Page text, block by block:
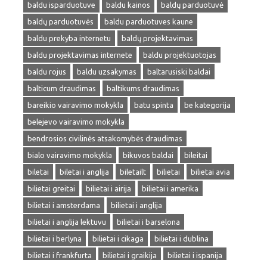
baldu isparduotuve
baldu kainos
baldų parduotuvė
baldų parduotuvės
baldu parduotuves kaune
baldu prekyba internetu
baldų projektavimas
baldu projektavimas internete
baldu projektuotojas
baldu rojus
baldu uzsakymas
baltarusiski baldai
balticum draudimas
baltikums draudimas
bareikio vairavimo mokykla
batu spinta
be kategorija
belejevo vairavimo mokykla
bendrosios civilinės atsakomybės draudimas
bialo vairavimo mokykla
bikuvos baldai
bileitai
biletai
biletai i anglija biletailt bilietai
bilietai avia
bilietai greitai
bilietai i airija
bilietai i amerika
bilietai i amsterdama
bilietai i anglija
bilietai i anglija lektuvu
bilietai i barselona
bilietai i berlyna
bilietai i cikaga
bilietai i dublina
bilietai i frankfurta
bilietai i graikija
bilietai i ispanija